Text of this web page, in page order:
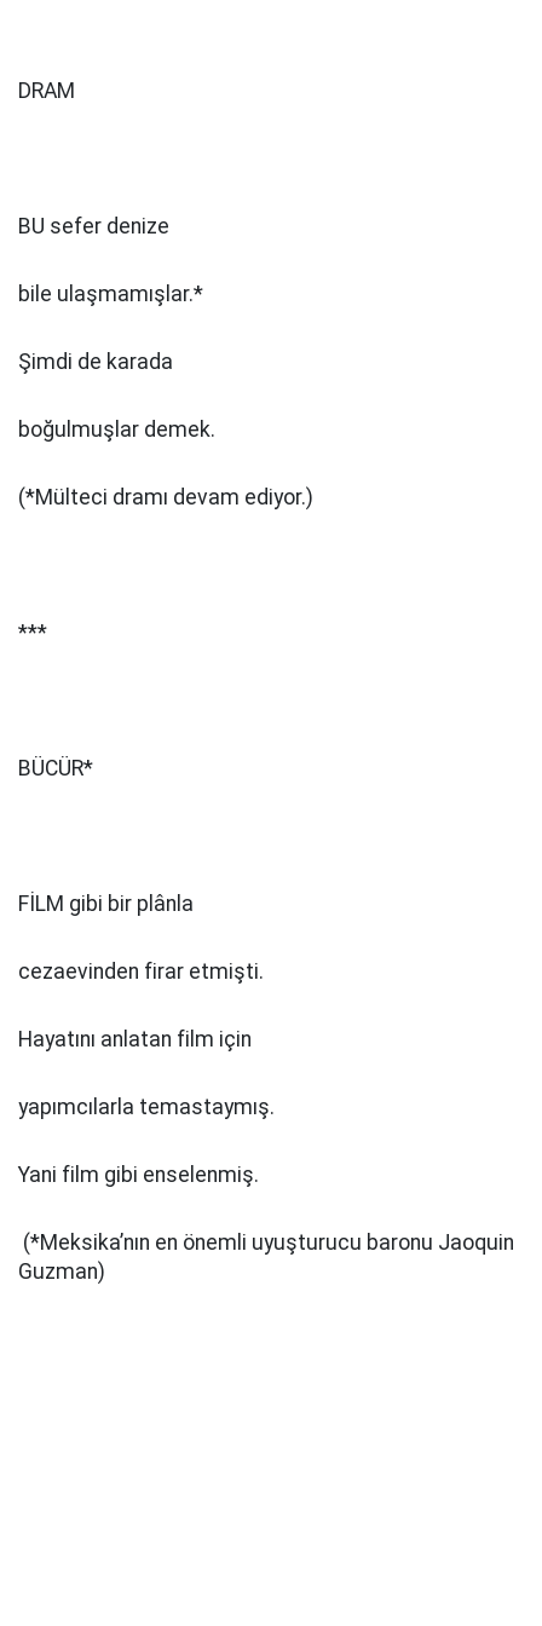
DRAM
BU sefer denize
bile ulaşmamışlar.*
Şimdi de karada
boğulmuşlar demek.
(*Mülteci dramı devam ediyor.)
***
BÜCÜR*
FİLM gibi bir plânla
cezaevinden firar etmişti.
Hayatını anlatan film için
yapımcılarla temastaymış.
Yani film gibi enselenmiş.
(*Meksika’nın en önemli uyuşturucu baronu Jaoquin
Guzman)